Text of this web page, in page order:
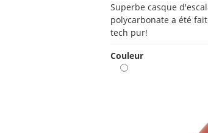
Superbe casque
polycarbonate a été
tech pur!
Couleur